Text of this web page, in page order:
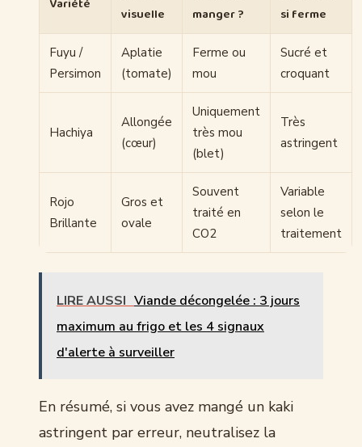
visuelle
manger ?
si ferme
Fuyu /
Persimon
Aplatie
(tomate)
Ferme ou
mou
Sucré et
croquant
Hachiya
Allongée
(cœur)
Uniquement
très mou
(blet)
Très
astringent
Rojo
Brillante
Gros et
ovale
Souvent
traité en
CO2
Variable
selon le
traitement
LIRE AUSSI Viande décongelée : 3 jours
maximum au frigo et les 4 signaux
d'alerte à surveiller
En résumé, si vous avez mangé un kaki
astringent par erreur, neutralisez la